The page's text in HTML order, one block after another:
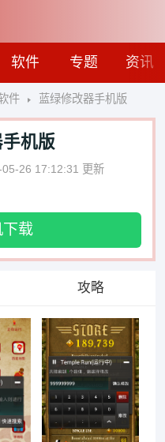
软件 专题 资讯
件 蓝绿修改器手机版
机版
26 17:12:31 更新
下载
攻略